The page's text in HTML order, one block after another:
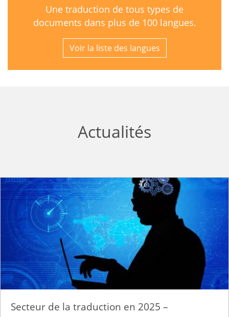
Une traduction de tous types de
documents dans plus de 100 langues.
Voir la liste des langues
Actualités
Secteur de la traduction en 2025 –